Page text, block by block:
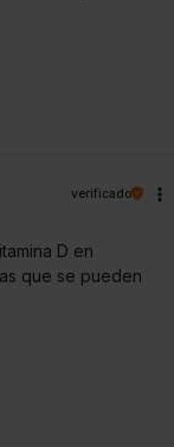
verificado
D en
que se pueden